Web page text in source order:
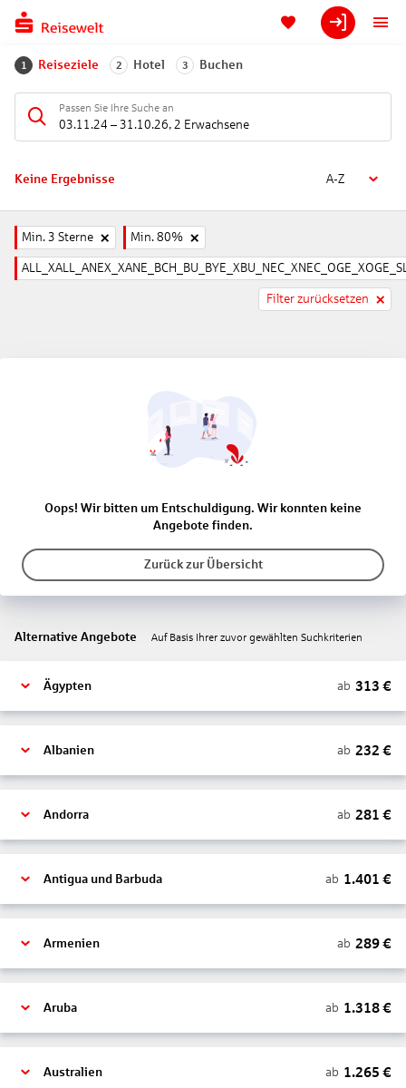
1 Reiseziele 2 Hotel 3 Buchen
Passen Sie Ihre Suche an
03.11.24 – 31.10.26, 2 Erwachsene
Keine Ergebnisse A-Z
Min. 3 Sterne Min. 80%
Filter zurücksetzen
Oops! Wir bitten um Entschuldigung. Wir konnten keine
Angebote finden.
Zurück zur Übersicht
Alternative Angebote Auf Basis Ihrer zuvor gewählten Suchkriterien
Ägypten ab 313 €
Albanien ab 232 €
Andorra ab 281 €
Antigua und Barbuda ab 1.401 €
Armenien ab 289€
Aruba ab 1.318€
Australien ab 1.265 €